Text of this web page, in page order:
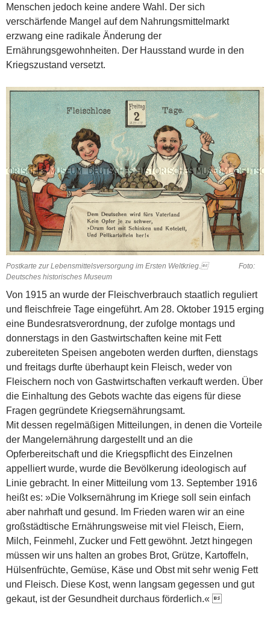
Menschen jedoch keine andere Wahl. Der sich
verschärfende Mangel auf dem Nahrungsmittelmarkt
erzwang eine radikale Änderung der
Ernährungsgewohnheiten. Der Hausstand wurde in den
Kriegszustand versetzt.
Postkarte zur Lebensmittelsversorgung im Ersten Weltkrieg. Foto:
Deutsches historisches Museum
Von 1915 an wurde der Fleischverbrauch staatlich reguliert
und fleischfreie Tage eingeführt. Am 28. Oktober 1915 erging
eine Bundesratsverordnung, der zufolge montags und
donnerstags in den Gastwirtschaften keine mit Fett
zubereiteten Speisen angeboten werden durften, dienstags
und freitags durfte überhaupt kein Fleisch, weder von
Fleischern noch von Gastwirtschaften verkauft werden. Über
die Einhaltung des Gebots wachte das eigens für diese
Fragen gegründete Kriegsernährungsamt.
Mit dessen regelmäßigen Mitteilungen, in denen die Vorteile
der Mangelernährung dargestellt und an die
Opferbereitschaft und die Kriegspflicht des Einzelnen
appelliert wurde, wurde die Bevölkerung ideologisch auf
Linie gebracht. In einer Mitteilung vom 13. September 1916
heißt es: »Die Volksernährung im Kriege soll sein einfach
aber nahrhaft und gesund. Im Frieden waren wir an eine
großstädtische Ernährungsweise mit viel Fleisch, Eiern,
Milch, Feinmehl, Zucker und Fett gewöhnt. Jetzt hingegen
müssen wir uns halten an grobes Brot, Grütze, Kartoffeln,
Hülsenfrüchte, Gemüse, Käse und Obst mit sehr wenig Fett
und Fleisch. Diese Kost, wenn langsam gegessen und gut
gekaut, ist der Gesundheit durchaus förderlich.« 